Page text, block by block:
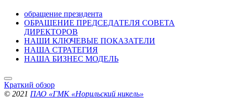
обращение президента
ОБРАЩЕНИЕ ПРЕДСЕДАТЕЛЯ СОВЕТА
ДИРЕКТОРОВ
НАШИ КЛЮЧЕВЫЕ ПОКАЗАТЕЛИ
НАША СТРАТЕГИЯ
НАША БИЗНЕС МОДЕЛЬ
Краткий обзор
© 2021 ПАО «ГМК «Норильский никель»